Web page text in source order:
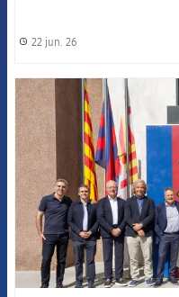
label.share.clock
22 jun. 26